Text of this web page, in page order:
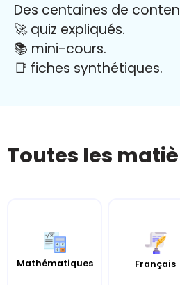
Des centaines de
🚀 quiz expliqués.
📚 mini-cours.
📑 fiches synthétiques.
Toutes les
Mathématiques Français